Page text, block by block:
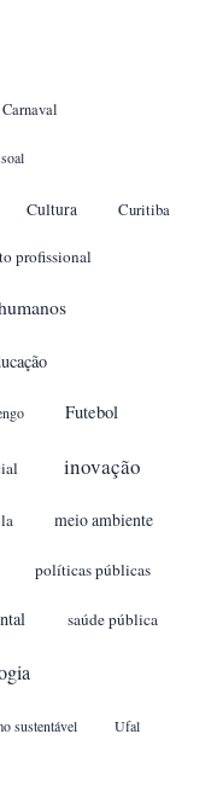
Carnaval
Cultura Curitiba
profissional
Futebol
inovação
meio ambiente
políticas públicas
saúde pública
sustentável Ufal